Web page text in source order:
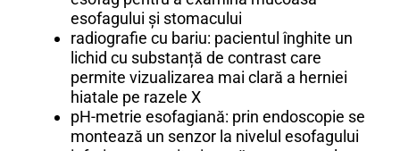
esofagului și stomacului
radiografie cu bariu: pacientul înghite un
lichid cu substanță de contrast care
permite vizualizarea mai clară a herniei
hiatale pe razele X
pH-metrie esofagiană: prin endoscopie se
montează un senzor la nivelul esofagului